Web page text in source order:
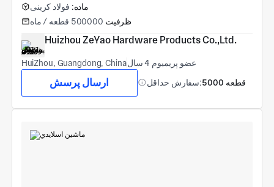
ماده: فولاد کربنی
ظرفیت 500000 قطعه / ماه
Huizhou ZeYao Hardware Products Co.,Ltd.
HuiZhou, Guangdong, China عضو پریمیوم 4 سال
ارسال پرسش سفارش حداقل: 5000 قطعه